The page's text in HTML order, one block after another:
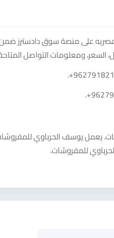
على منصة سوق دادسترز ضمن
السعر، ومعلومات التواصل
.
.
يوسف الحرباوي للمفروشات
للمفروشات.